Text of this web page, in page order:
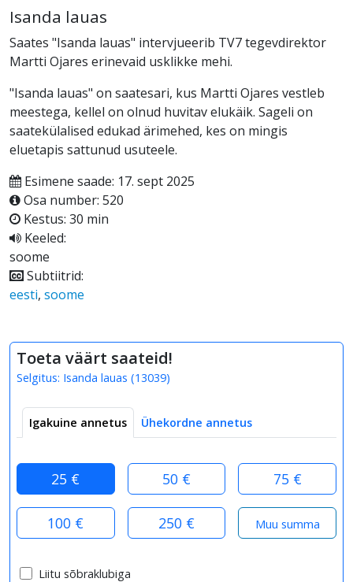
Isanda lauas
Saates "Isanda lauas" intervjueerib TV7 tegevdirektor
Martti Ojares erinevaid usklikke mehi.
"Isanda lauas" on saatesari, kus Martti Ojares vestleb
meestega, kellel on olnud huvitav elukäik. Sageli on
saatekülalised edukad ärimehed, kes on mingis
eluetapis sattunud usuteele.
Esimene saade: 17. sept 2025
Osa number: 520
Kestus: 30 min
Keeled:
soome
Subtiitrid:
eesti, soome
Toeta väärt saateid!
Selgitus: Isanda lauas (13039)
Igakuine annetus Ühekordne annetus
25 € 50 € 75 €
100 € 250 €
Liitu sõbraklubiga